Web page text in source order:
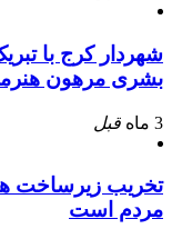
شهردار کرج با
بشری مرهون
3 ماه قبل
تخریب زیرساخت
مردم است